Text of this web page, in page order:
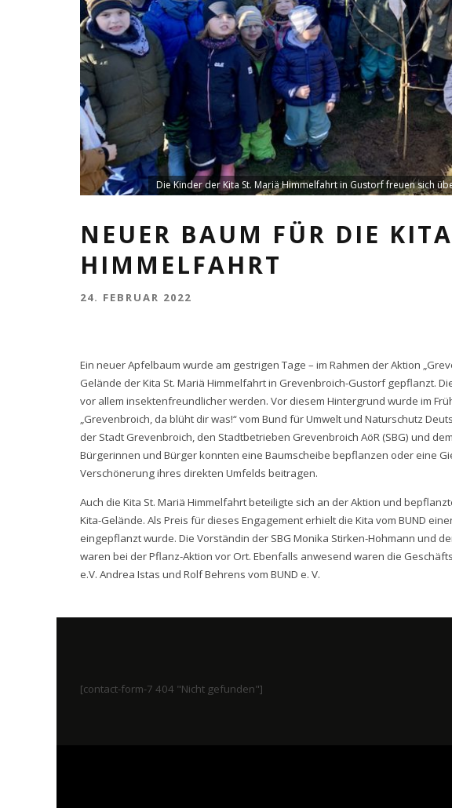
Die Kinder der Kita St. Mariä Himmelfahrt in Gustorf freuen sich
NEUER BAUM FÜR DIE
HIMMELFAHRT
24. FEBRUAR 2022
Ein neuer Apfelbaum wurde am gestrigen Tage – im Rahmen der Aktion
Gelände der Kita St. Mariä Himmelfahrt in Grevenbroich-Gustorf gepflanzt.
vor allem insektenfreundlicher werden. Vor diesem Hintergrund wurde im
„Grevenbroich, da blüht dir was!“ vom Bund für Umwelt und Naturschutz
der Stadt Grevenbroich, den Stadtbetrieben Grevenbroich AöR (SBG) und
Bürgerinnen und Bürger konnten eine Baumscheibe bepflanzen oder eine
Verschönerung ihres direkten Umfelds beitragen.
Auch die Kita St. Mariä Himmelfahrt beteiligte sich an der Aktion und
Kita-Gelände. Als Preis für dieses Engagement erhielt die Kita vom BUND
eingepflanzt wurde. Die Vorständin der SBG Monika Stirken-Hohmann und
waren bei der Pflanz-Aktion vor Ort. Ebenfalls anwesend waren die
e.V. Andrea Istas und Rolf Behrens vom BUND e. V.
[contact-form-7 404 "Nicht gefunden"]